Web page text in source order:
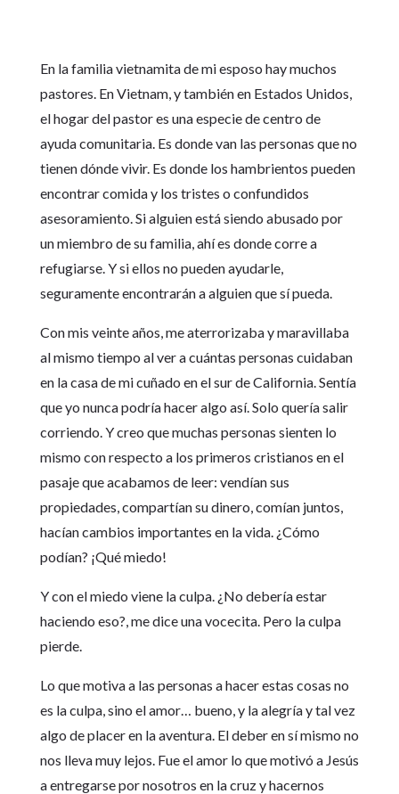
En la familia vietnamita de mi esposo hay muchos
pastores. En Vietnam, y también en Estados Unidos,
el hogar del pastor es una especie de centro de
ayuda comunitaria. Es donde van las personas que no
tienen dónde vivir. Es donde los hambrientos pueden
encontrar comida y los tristes o confundidos
asesoramiento. Si alguien está siendo abusado por
un miembro de su familia, ahí es donde corre a
refugiarse. Y si ellos no pueden ayudarle,
seguramente encontrarán a alguien que sí pueda.
Con mis veinte años, me aterrorizaba y maravillaba
al mismo tiempo al ver a cuántas personas cuidaban
en la casa de mi cuñado en el sur de California. Sentía
que yo nunca podría hacer algo así. Solo quería salir
corriendo. Y creo que muchas personas sienten lo
mismo con respecto a los primeros cristianos en el
pasaje que acabamos de leer: vendían sus
propiedades, compartían su dinero, comían juntos,
hacían cambios importantes en la vida. ¿Cómo
podían? ¡Qué miedo!
Y con el miedo viene la culpa. ¿No debería estar
haciendo eso?, me dice una vocecita. Pero la culpa
pierde.
Lo que motiva a las personas a hacer estas cosas no
es la culpa, sino el amor… bueno, y la alegría y tal vez
algo de placer en la aventura. El deber en sí mismo no
nos lleva muy lejos. Fue el amor lo que motivó a Jesús
a entregarse por nosotros en la cruz y hacernos